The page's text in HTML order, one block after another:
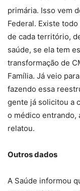
primária. Isso vem
Federal. Existe
de cada território,
saúde, se ela tem
transformação de
Família. Já veio
fazendo essa
gente já solicitou a
o médico entrando,
relatou.
Outros dados
A Saúde informou